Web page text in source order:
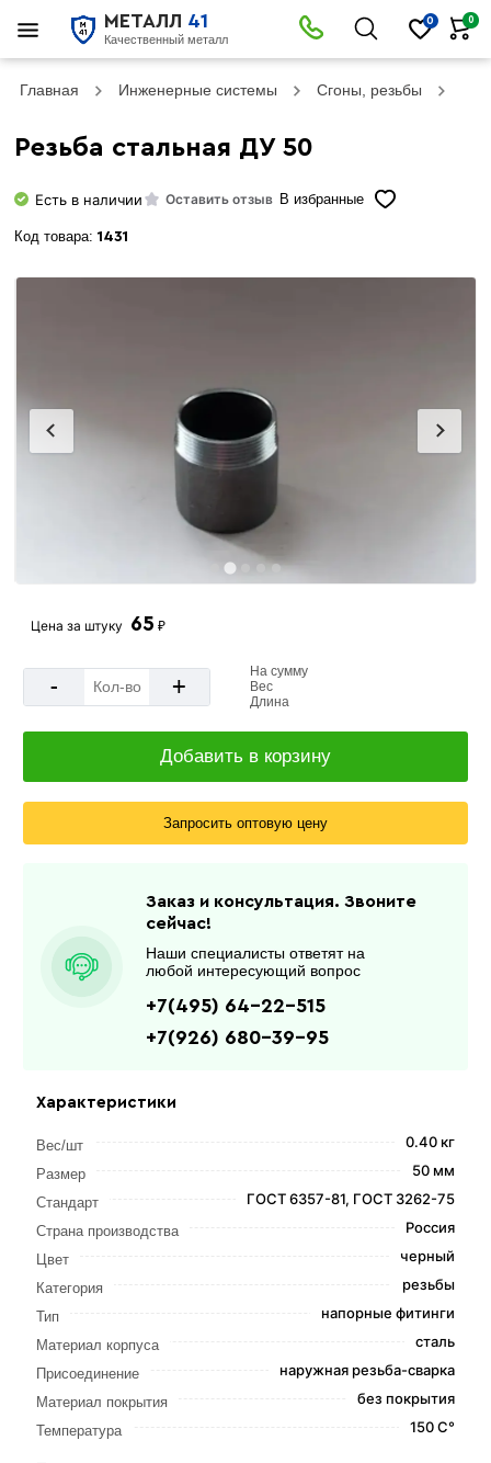
МЕТАЛЛ 41
Качественный металл
0 0
Главная Инженерные системы Сгоны, резьбы
Резьба стальная ДУ 50
Есть в наличии Оставить отзыв В избранные
Код товара: 1431
Характеристики
Вес/шт 0.40 кг
Размер 50 мм
Стандарт ГОСТ 6357-81, ГОСТ 3262-75
Страна производства Россия
Цвет черный
Категория резьбы
Тип напорные фитинги
Материал корпуса сталь
Присоединение наружная резьба-сварка
Материал покрытия без покрытия
Температура 150 С°
Цена за штуку 65 ₽
- +
На сумму
Вес
Длина
Добавить в корзину
Запросить оптовую цену
Заказ и консультация. Звоните
сейчас!
Наши специалисты ответят на
любой интересующий вопрос
+7(495) 64-22-515
+7(926) 680-39-95